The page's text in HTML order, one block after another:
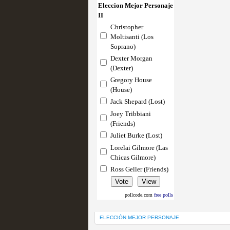
Mi experiencia como
MOLTISANTI
Recomendación de la semana
The Get Down o cómo
series más caras de la
MOLTISANTI
Eleccion Mejor Personaje
II
Christopher
Moltisanti (Los
Soprano)
Dexter Morgan
(Dexter)
Gregory House
(House)
Jack Shepard (Lost)
Joey Tribbiani
(Friends)
Juliet Burke (Lost)
Lorelai Gilmore (Las
Chicas Gilmore)
Ross Geller (Friends)
pollcode.com free polls
ELECCIÓN MEJOR PERSONAJE